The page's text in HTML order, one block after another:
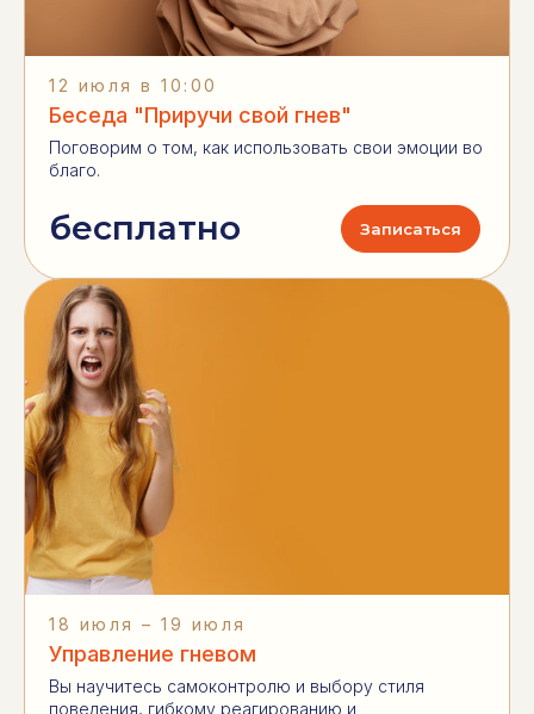
12 июля в 10:00
Беседа "Приручи свой гнев"
Поговорим о том, как использовать свои эмоции во
благо.
Записаться
бесплатно
18 июля – 19 июля
Управление гневом
Вы научитесь самоконтролю и выбору стиля
поведения, гибкому реагированию и